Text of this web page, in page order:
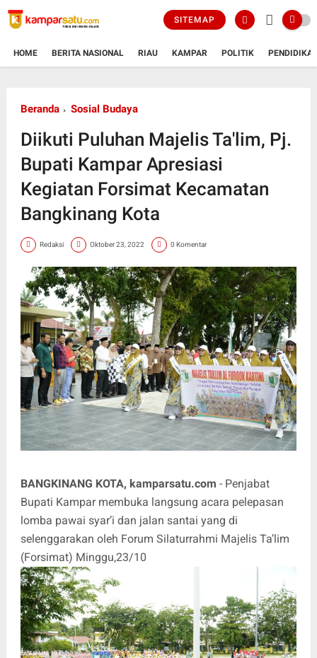
SITEMAP
HOME BERITA NASIONAL RIAU KAMPAR POLITIK
Beranda Sosial Budaya
Diikuti Puluhan Majelis Ta'lim, Pj.
Bupati Kampar Apresiasi
Kegiatan Forsimat Kecamatan
Bangkinang Kota
Redaksi Oktober 23, 2022 0 Komentar
BANGKINANG KOTA, kamparsatu.com - Penjabat
Bupati Kampar membuka langsung acara pelepasan
lomba pawai syar’i dan jalan santai yang di
selenggarakan oleh Forum Silaturrahmi Majelis Ta’lim
(Forsimat) Minggu,23/10